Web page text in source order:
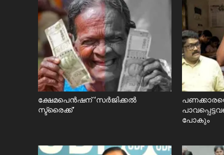
ക്ഷേമപെൻഷന് ‘സർജിക്കൽ
സ്ട്രൈക്ക്’
പോകും